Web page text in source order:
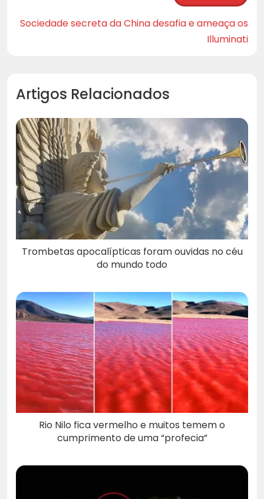
Sociedade secreta da China desafia e ameaça os
Illuminati
Artigos Relacionados
Trombetas apocalípticas foram ouvidas no céu
do mundo todo
Rio Nilo fica vermelho e muitos temem o
cumprimento de uma “profecia”